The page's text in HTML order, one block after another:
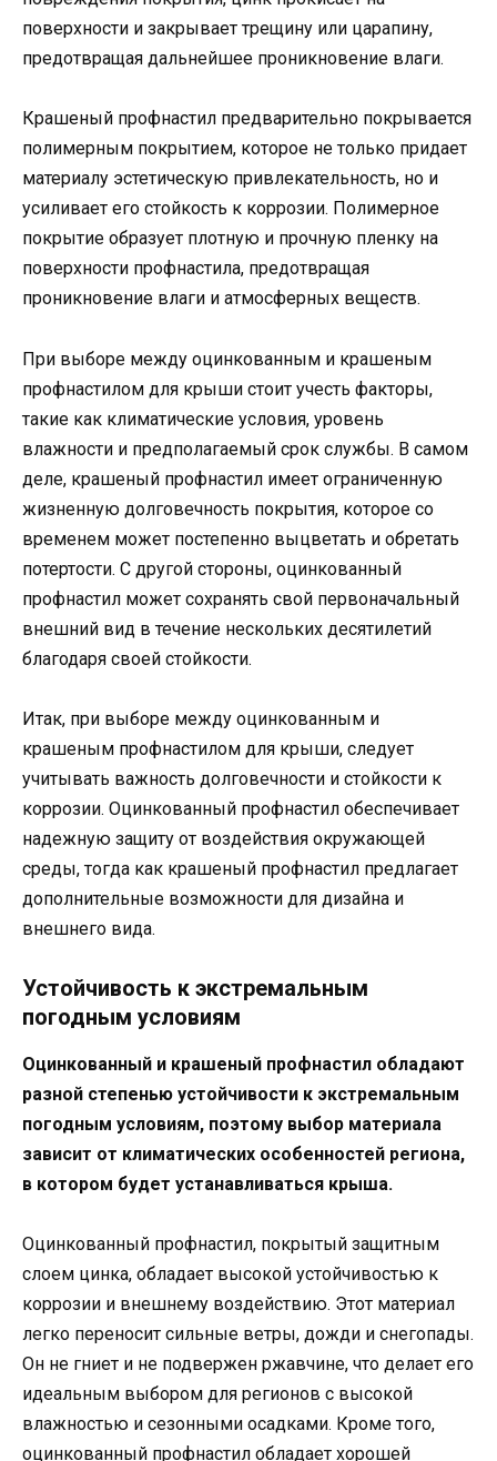
поверхности и закрывает трещину или царапину,
предотвращая дальнейшее проникновение влаги.
Крашеный профнастил предварительно покрывается
полимерным покрытием, которое не только придает
материалу эстетическую привлекательность, но и
усиливает его стойкость к коррозии. Полимерное
покрытие образует плотную и прочную пленку на
поверхности профнастила, предотвращая
проникновение влаги и атмосферных веществ.
При выборе между оцинкованным и крашеным
профнастилом для крыши стоит учесть факторы,
такие как климатические условия, уровень
влажности и предполагаемый срок службы. В самом
деле, крашеный профнастил имеет ограниченную
жизненную долговечность покрытия, которое со
временем может постепенно выцветать и обретать
потертости. С другой стороны, оцинкованный
профнастил может сохранять свой первоначальный
внешний вид в течение нескольких десятилетий
благодаря своей стойкости.
Итак, при выборе между оцинкованным и
крашеным профнастилом для крыши, следует
учитывать важность долговечности и стойкости к
коррозии. Оцинкованный профнастил обеспечивает
надежную защиту от воздействия окружающей
среды, тогда как крашеный профнастил предлагает
дополнительные возможности для дизайна и
внешнего вида.
Устойчивость к экстремальным
погодным условиям
Оцинкованный и крашеный профнастил обладают
разной степенью устойчивости к экстремальным
погодным условиям, поэтому выбор материала
зависит от климатических особенностей региона,
в котором будет устанавливаться крыша.
Оцинкованный профнастил, покрытый защитным
слоем цинка, обладает высокой устойчивостью к
коррозии и внешнему воздействию. Этот материал
легко переносит сильные ветры, дожди и снегопады.
Он не гниет и не подвержен ржавчине, что делает его
идеальным выбором для регионов с высокой
влажностью и сезонными осадками. Кроме того,
оцинкованный профнастил обладает хорошей